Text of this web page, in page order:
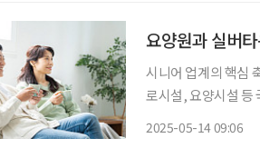
요양원과 실버
시니어 업계의 핵심
로시설, 요양시설 등
2025-05-14 09:06